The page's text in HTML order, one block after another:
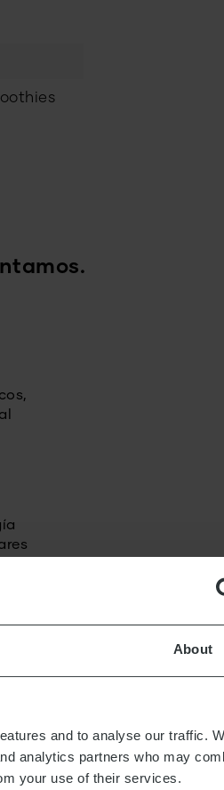
About
and to analyse our traffic.
analytics partners who may
your use of their services.